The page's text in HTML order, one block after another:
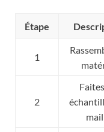
Étape
1
2